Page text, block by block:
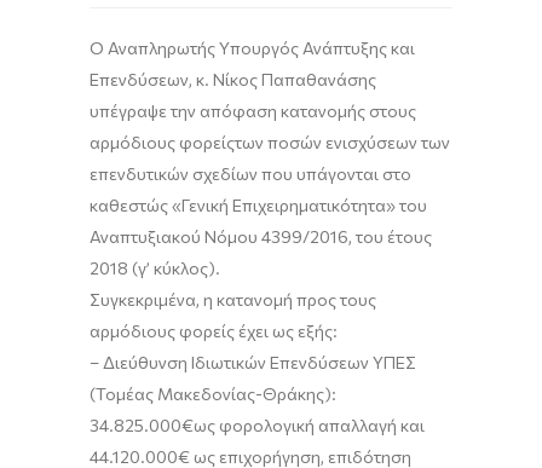
Ο Αναπληρωτής Υπουργός Ανάπτυξης και
Επενδύσεων, κ. ΝίκοςΠαπαθανάσης
υπέγραψε την απόφαση κατανομής στους
αρμόδιους φορείςτων ποσών ενισχύσεων των
επενδυτικών σχεδίων που υπάγονται στο
καθεστώς«Γενική Επιχειρηματικότητα»του
Αναπτυξιακού Νόμου 4399/2016, του έτους
2018 (γ’ κύκλος).
Συγκεκριμένα, η κατανομή προς τους
αρμόδιους φορείς έχει ως εξής:
– Διεύθυνση Ιδιωτικών Επενδύσεων ΥΠΕΣ
(Τομέας Μακεδονίας-Θράκης):
34.825.000€ως φορολογική απαλλαγή και
44.120.000€ως επιχορήγηση, επιδότηση